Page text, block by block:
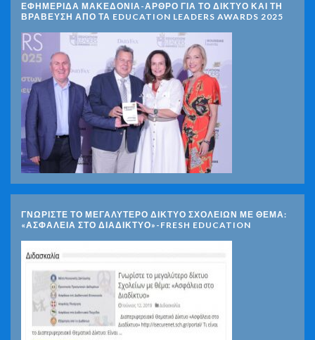
ΕΦΗΜΕΡΙΔΑ ΜΑΚΕΔΟΝΙΑ-ΑΡΘΡΟ ΓΙΑ ΤΟ ΔΙΚΤΥΟ ΚΑΙ ΤΗ
ΒΡΑΒΕΥΣΗ ΑΠΟ ΤΑ EDUCATION LEADERS AWARDS 2025
ΓΝΩΡΊΣΤΕ ΤΟ ΜΕΓΑΛΎΤΕΡΟ ΔΊΚΤΥΟ ΣΧΟΛΕΊΩΝ ΜΕ ΘΈΜΑ:
«ΑΣΦΆΛΕΙΑ ΣΤΟ ΔΙΑΔΊΚΤΥΟ»-FRESH EDUCATION